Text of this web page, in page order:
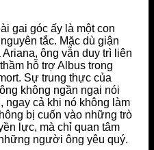
gai góc ấy là một con
tắc. Mặc dù giận
ông vẫn duy trì liên
hỗ trợ Albus trong
Sự trung thực của
không ngần ngại nói
ngay cả khi nó không làm
bị cuốn vào những trò
lực, mà chỉ quan tâm
người ông yêu quý.